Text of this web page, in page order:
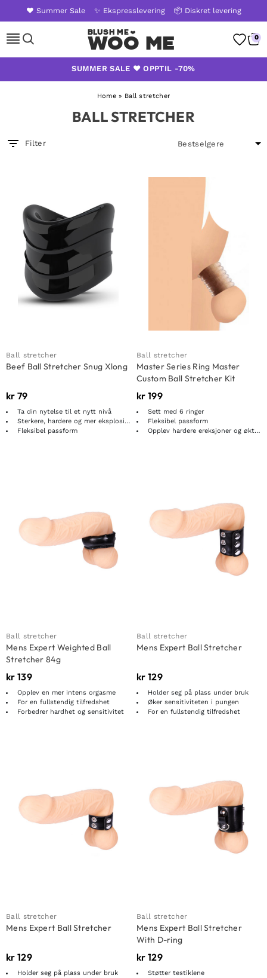
❤️ Summer Sale ✨ Ekspresslevering 📦 Diskret levering
WOO ME 0
SUMMER SALE ❤️ OPPTIL -70%
Home » Ball stretcher
BALL STRETCHER
Filter
Ball stretcher
Beef Ball Stretcher Snug Xlong
kr 79
Ta din nytelse til et nytt nivå
Sterkere, hardere og mer eksplosive ereksjoner
Fleksibel passform
Ball stretcher
Master Series Ring Master
Custom Ball Stretcher Kit
kr 199
Sett med 6 ringer
Fleksibel passform
Opplev hardere ereksjoner og økt utholdenhet
Ball stretcher
Mens Expert Weighted Ball
Stretcher 84g
kr 139
Opplev en mer intens orgasme
For en fullstendig tilfredshet
Forbedrer hardhet og sensitivitet
Ball stretcher
Mens Expert Ball Stretcher
kr 129
Holder seg på plass under bruk
Øker sensitiviteten i pungen
For en fullstendig tilfredshet
Ball stretcher
Mens Expert Ball Stretcher
kr 129
Holder seg på plass under bruk
Ball stretcher
Mens Expert Ball Stretcher
With D-ring
kr 129
Støtter testiklene